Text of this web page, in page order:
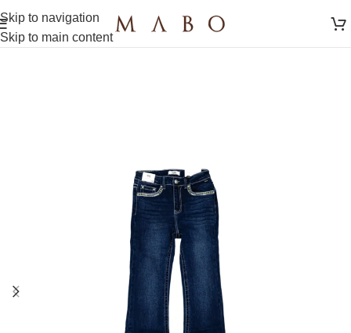
Skip to navigation
Skip to main content